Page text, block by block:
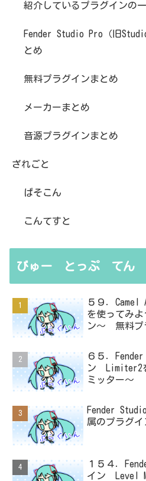
紹介しているプラグインの
Fender Studio Pro（旧
とめ
無料プラグインまとめ
メーカーまとめ
音源プラグインまとめ
ざれごと
ぱそこん
こんてすと
びゅー とっぷ てん
５９．Camel
を使ってみ
ン～ 無料プ
６５．
ン Limiter2
ミッター～
Fender
属のプラグ
１５４．
イン Level